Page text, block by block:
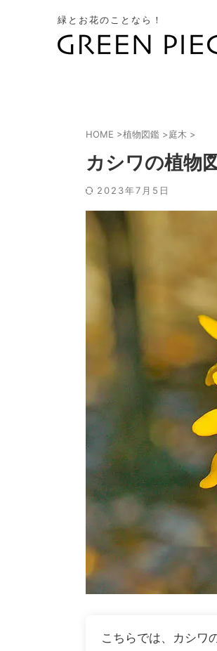
緑とお花のことなら！
HOME >植物図鑑 >庭木 >
カシワの植物
2023年7月5日
こちらでは、カシワ